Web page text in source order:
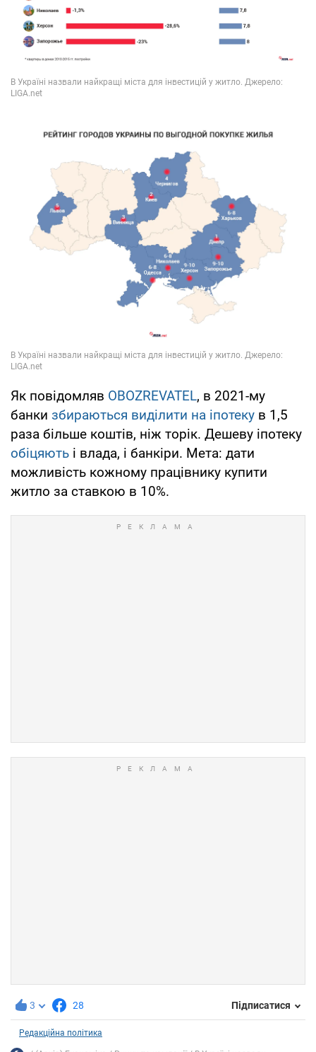
Як повідомляв OBOZREVATEL, в 2021-му
банки збираються виділити на іпотеку в 1,5
раза більше коштів, ніж торік. Дешеву іпотеку
обіцяють і влада, і банкіри. Мета: дати
можливість кожному працівнику купити
житло за ставкою в 10%.
3 28 Підписатися
Редакційна політика